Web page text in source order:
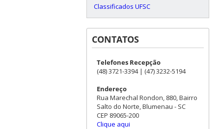
Classificados UFSC
CONTATOS
Telefones Recepção
(48) 3721-3394 | (47) 3232-5194
Endereço
Rua Marechal Rondon, 880, Bairro
Salto do Norte, Blumenau - SC
CEP 89065-200
Clique aqui